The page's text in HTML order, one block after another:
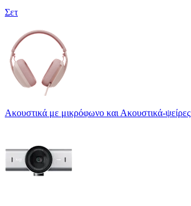
Σετ
Ακουστικά με μικρόφωνο και Ακουστικά-ψείρες